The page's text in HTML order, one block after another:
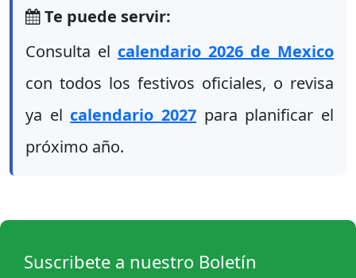
Te puede servir:
Consulta el calendario 2026 de Mexico
con todos los festivos oficiales, o revisa
ya el calendario 2027 para planificar el
próximo año.
Suscribete a nuestro Boletín